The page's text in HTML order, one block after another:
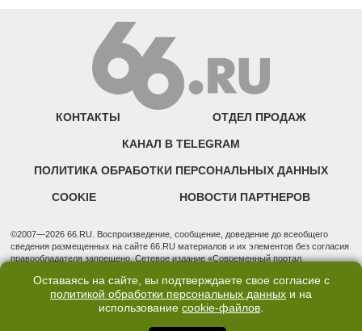
КОНТАКТЫ ОТДЕЛ ПРОДАЖ
КАНАЛ В TELEGRAM
ПОЛИТИКА ОБРАБОТКИ ПЕРСОНАЛЬНЫХ ДАННЫХ
COOKIE НОВОСТИ ПАРТНЕРОВ
©2007—2026 66.RU. Воспроизведение, сообщение, доведение до всеобщего
сведения размещенных на сайте 66.RU материалов и их элементов без согласия
правообладателя запрещено. Сетевое издание «Современный портал
надзору в сфере связи, информационных технологий и массовых коммуникаций
(Роскомнадзор). Регистрационный номер ЭЛ № ФС 77 - 76634 от 02.09.2019
Учредитель: Общество с ограниченной ответственностью "66.ру". Юридический
Оставаясь на сайте, вы подтверждаете свое согласие с
политикой обработки персональных данных и на
использование cookie-файлов.